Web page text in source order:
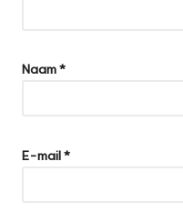
Naam*
E-mail*